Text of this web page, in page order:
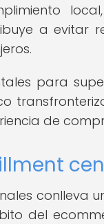
a evitar
para
de
conlleva
del